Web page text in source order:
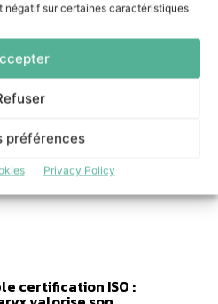
sur certaines caractéristiques
préférences
Privacy Policy
renouvelle ses
SecNumCloud
certification ISO :